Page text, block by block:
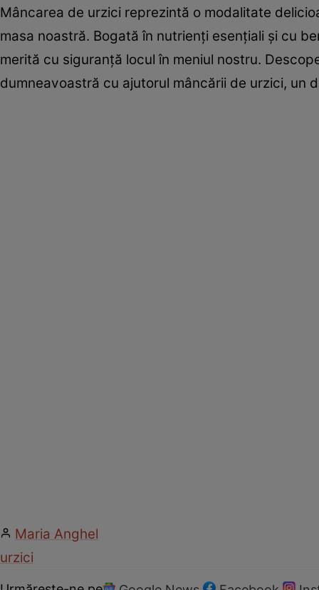
Mâncarea de urzici reprezintă o modalitate
masa noastră. Bogată în nutrienți esențiali și cu
merită cu siguranță locul în meniul nostru.
dumneavoastră cu ajutorul mâncării de urzici, un
Maria Anghel
urzici